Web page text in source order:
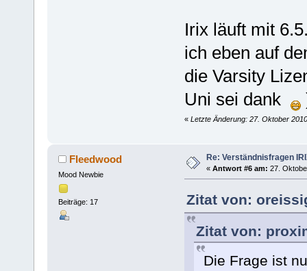
Irix läuft mit
ich eben auf
die Varsity
Uni sei dank
« Letzte Änderung: 27. Oktober
Fleedwood
Mood Newbie
Beiträge: 17
Re: Verständnisfragen
« Antwort #6 am: 27.
Zitat von:
Zitat von:
Die Frage ist